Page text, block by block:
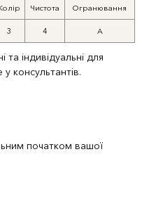
Чистота Огранювання
3 4 А
та індивідуальні для
консультантів.
початком вашої